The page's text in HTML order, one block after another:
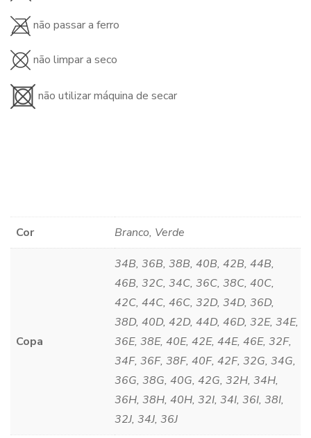
não passar a ferro
não limpar a seco
não utilizar máquina de secar
Cor Branco, Verde
Copa
34B, 36B, 38B, 40B, 42B, 44B,
46B, 32C, 34C, 36C, 38C, 40C,
42C, 44C, 46C, 32D, 34D, 36D,
38D, 40D, 42D, 44D, 46D, 32E, 34E,
36E, 38E, 40E, 42E, 44E, 46E, 32F,
34F, 36F, 38F, 40F, 42F, 32G, 34G,
36G, 38G, 40G, 42G, 32H, 34H,
36H, 38H, 40H, 32I, 34I, 36I, 38I,
32J, 34J, 36J